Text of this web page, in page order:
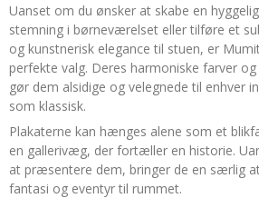
Uanset om du ønsker at skabe en
stemning i børneværelset eller tilføre et
og kunstnerisk elegance til stuen, er
perfekte valg. Deres harmoniske farver
gør dem alsidige og velegnede til enhver
som klassisk.
Plakaterne kan hænges alene som et
en gallerivæg, der fortæller en historie.
at præsentere dem, bringer de en særlig
fantasi og eventyr til rummet.